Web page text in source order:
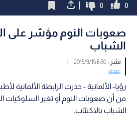
0
0
صعوبات النوم مؤشر على
الشباب‬
نشر :6:50 2015/9/15
|
صحة
رؤيا- الألمانية - حذرت الرابطة الألمانية
من أن صعوبات النوم أو تغير السلوكيات
الشباب بالاكتئاب.